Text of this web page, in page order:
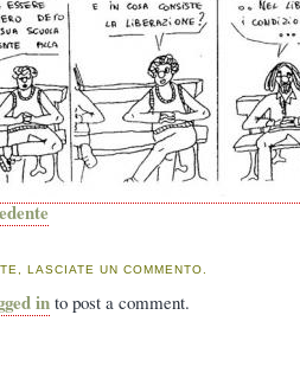
LASCIATE UN COMMENTO.
into post a comment.